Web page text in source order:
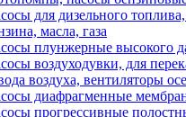
для дизельного
масла, газа
плунжерные высокого
воздуходувки, для
воздуха, вентиляторы
диафрагменные
прогрессивные